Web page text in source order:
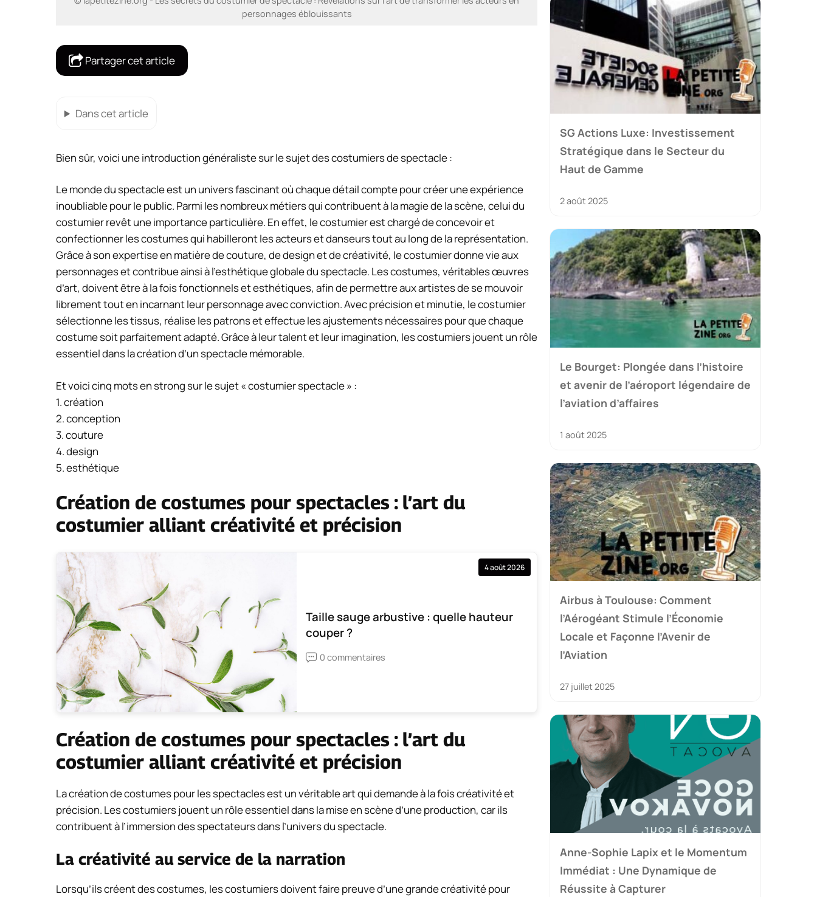
personnages éblouissants
Partager cet article
Dans cet article
Bien sûr, voici une introduction généraliste sur le sujet des costumiers de spectacle :
Le monde du spectacle est un univers fascinant où chaque détail compte pour créer une expérience
inoubliable pour le public. Parmi les nombreux métiers qui contribuent à la magie de la scène, celui du
costumier revêt une importance particulière. En effet, le costumier est chargé de concevoir et
confectionner les costumes qui habilleront les acteurs et danseurs tout au long de la représentation.
Grâce à son expertise en matière de couture, de design et de créativité, le costumier donne vie aux
personnages et contribue ainsi à l’esthétique globale du spectacle. Les costumes, véritables œuvres
d’art, doivent être à la fois fonctionnels et esthétiques, afin de permettre aux artistes de se mouvoir
librement tout en incarnant leur personnage avec conviction. Avec précision et minutie, le costumier
sélectionne les tissus, réalise les patrons et effectue les ajustements nécessaires pour que chaque
costume soit parfaitement adapté. Grâce à leur talent et leur imagination, les costumiers jouent un rôle
essentiel dans la création d’un spectacle mémorable.
Et voici cinq mots en strong sur le sujet « costumier spectacle » :
1. création
2. conception
3. couture
4. design
5. esthétique
Création de costumes pour spectacles : l’art du
costumier alliant créativité et précision
4 août 2026
Taille sauge arbustive : quelle hauteur
couper ?
0 commentaires
Création de costumes pour spectacles : l’art du
costumier alliant créativité et précision
La création de costumes pour les spectacles est un véritable art qui demande à la fois créativité et
précision. Les costumiers jouent un rôle essentiel dans la mise en scène d’une production, car ils
contribuent à l’immersion des spectateurs dans l’univers du spectacle.
La créativité au service de la narration
Lorsqu’ils créent des costumes, les costumiers doivent faire preuve d’une grande créativité pour
SG Actions Luxe: Investissement
Stratégique dans le Secteur du
Haut de Gamme
2 août 2025
Le Bourget: Plongée dans l’histoire
et avenir de l’aéroport légendaire de
l’aviation d’affaires
1 août 2025
Airbus à Toulouse: Comment
l’Aérogéant Stimule l’Économie
Locale et Façonne l’Avenir de
l’Aviation
27 juillet 2025
Anne-Sophie Lapix et le Momentum
Immédiat : Une Dynamique de
Réussite à Capturer